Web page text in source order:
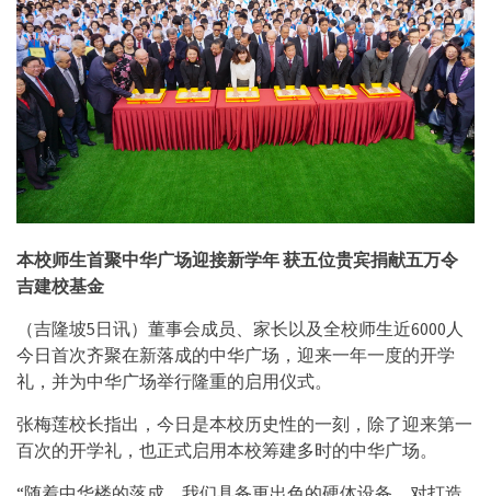
本校师生首聚中华广场迎接新学年获五位贵宾捐献五万令
吉建校基金
（吉隆坡5日讯）董事会成员、家长以及全校师生近6000人
今日首次齐聚在新落成的中华广场，迎来一年一度的开学
礼，并为中华广场举行隆重的启用仪式。
张梅莲校长指出，今日是本校历史性的一刻，除了迎来第一
百次的开学礼，也正式启用本校筹建多时的中华广场。